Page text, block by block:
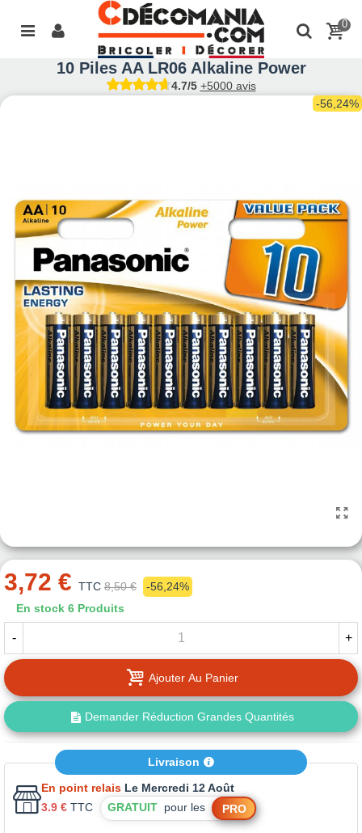
0
10 Piles AA LR06 Alkaline Power
4.7/5 +5000 avis
-56,24%
3,72 € TTC 8,50 €
-56,24%
En stock 6 Produits
- +
Ajouter Au Panier
Demander Réduction Grandes Quantités
Livraison
En point relais Le Mercredi 12 Août
3.9 € TTC GRATUIT pour les PRO